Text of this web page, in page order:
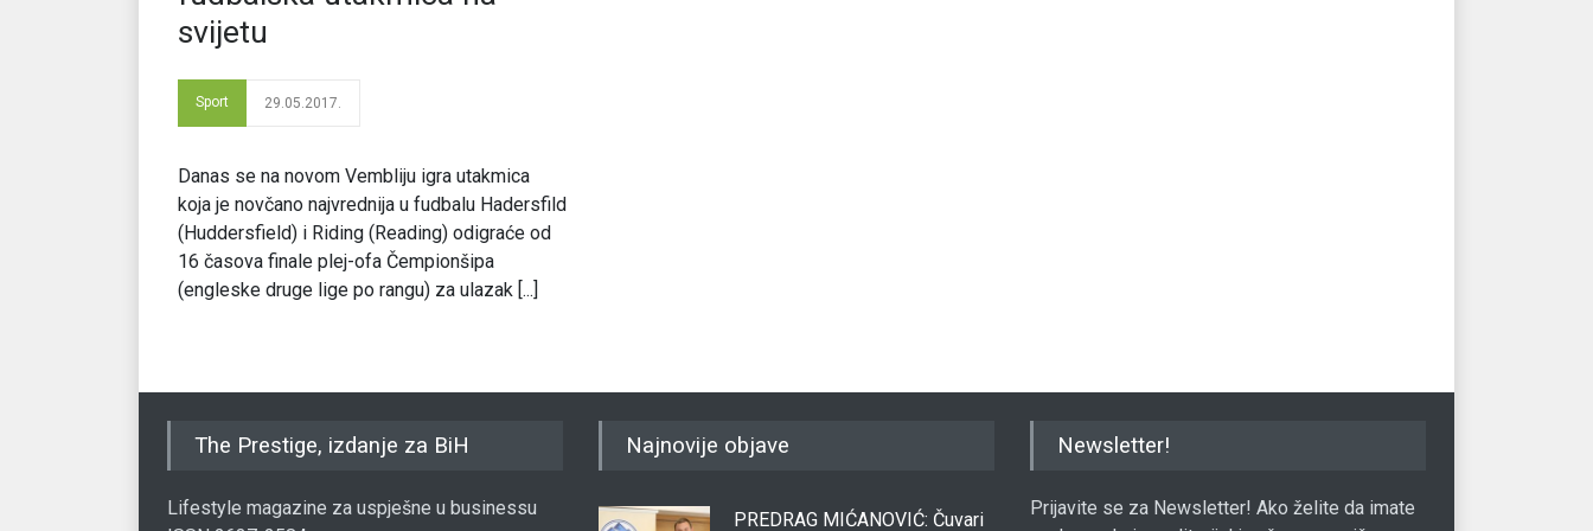
svijetu
Sport 29.05.2017.
Danas se na novom Vembliju igra utakmica
koja je novčano najvrednija u fudbalu Hadersfild
(Huddersfield) i Riding (Reading) odigraće od
16 časova finale plej-ofa Čempionšipa
(engleske druge lige po rangu) za ulazak [...]
The Prestige, izdanje za BiH
Lifestyle magazine za uspješne u businessu
Najnovije objave
PREDRAG MIĆANOVIĆ: Čuvari
Newsletter!
Prijavite se za Newsletter! Ako želite da imate